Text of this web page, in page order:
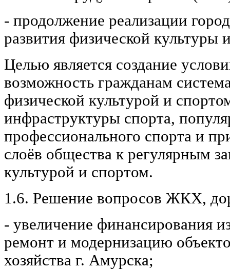
- продолжение реализации
развития физической культуры
Целью является создание
возможность гражданам
физической культурой и
инфраструктуры спорта,
профессионального спорта и
слоёв общества к регулярным
культурой и спортом.
1.6. Решение вопросов ЖКХ,
- увеличение финансирования
ремонт и модернизацию
хозяйства г. Амурска;